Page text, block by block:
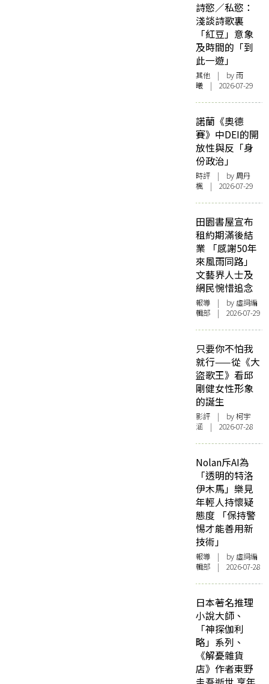
詩慾／私慾：
淺談詩歌裏
「紅豆」意象
及時間的「到
此一遊」
其他 | by 雨
曦 | 2026-07-29
諾蘭《奧德
賽》中DEI的開
放性與反「身
份政治」
時評 | by周丹
楓 | 2026-07-29
田園書屋宣布
租約期滿後結
業 「感謝50年
來風雨同路」
文藝界人士及
網民惋惜追念
報導 | by 虛詞編
輯部 | 2026-07-29
只要你不怕我
就行——從《大
盜歌王》看邱
剛健女性形象
的誕生
影評 | by 柯宇
涵 | 2026-07-28
Nolan斥AI為
「透明的特洛
伊木馬」樂見
年輕人持懷疑
態度 「保持警
惕才能善用新
技術」
報導 | by 虛詞編
輯部 | 2026-07-28
日本著名推理
小說大師、
「神探伽利
略」系列、
《解憂雜貨
店》作者東野